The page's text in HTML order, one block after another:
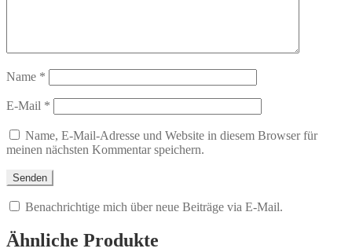
Name *
E-Mail *
Name, E-Mail-Adresse und Website in diesem Browser für
meinen nächsten Kommentar speichern.
Benachrichtige mich über neue Beiträge via E-Mail.
Ähnliche Produkte